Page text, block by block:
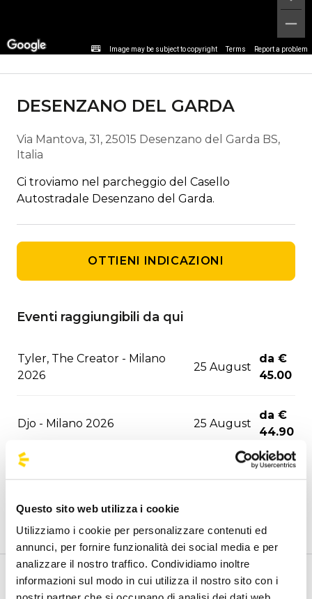
Questo sito web utilizza i cookie
Utilizziamo i cookie per personalizzare contenuti ed
annunci, per fornire funzionalità dei social media e per
analizzare il nostro traffico. Condividiamo inoltre
informazioni sul modo in cui utilizza il nostro sito con i
Image may be subject to copyright Terms Report a problem
Dettagli fermata
DESENZANO DEL GARDA
Via Mantova, 31, 25015 Desenzano del Garda BS,
Italia
Ci troviamo nel parcheggio del Casello
Autostradale Desenzano del Garda.
OTTIENI INDICAZIONI
Eventi raggiungibili da qui
Tyler, The Creator - Milano
2026
25 August
da €
45.00
Djo - Milano 2026 25 August
da €
44.90
Hollywood Vampires - Este
da €
Joji - Milano 2026
03
September
da €
47.10
David Guetta - Milano 2026
06
da €
Benvenuto nella pagina della fermate ufficiali di